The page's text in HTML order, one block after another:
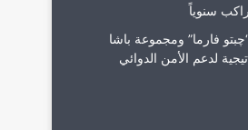
فارما” ومجموعة باشا
لدعم الأمن الدوائي